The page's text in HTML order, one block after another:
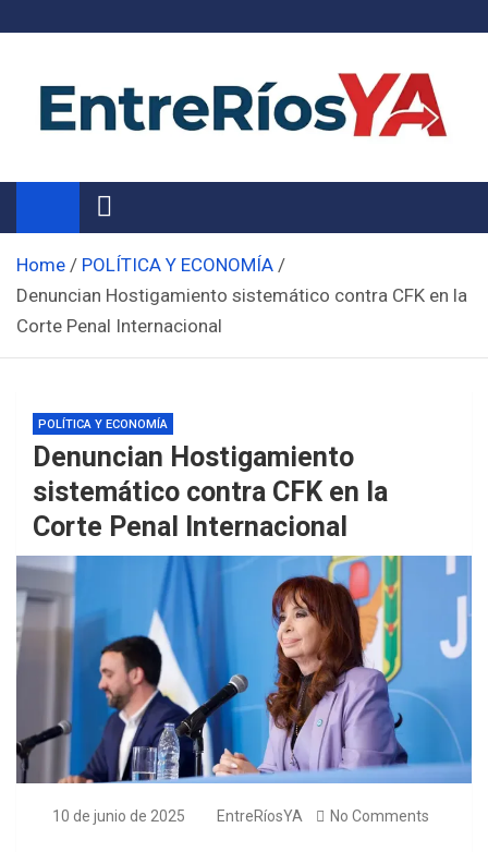
Noticias de Entre Ríos
Información de toda la provincia ahora
Home
POLÍTICA Y ECONOMÍA
Denuncian Hostigamiento sistemático contra CFK en la
Corte Penal Internacional
POLÍTICA Y ECONOMÍA
Denuncian Hostigamiento
sistemático contra CFK en la
Corte Penal Internacional
10 de junio de 2025 EntreRíosYA No Comments